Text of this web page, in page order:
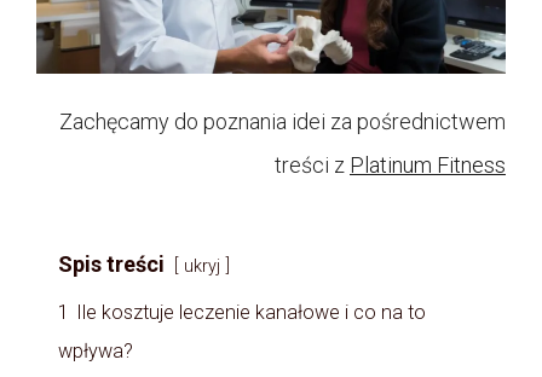
Zachęcamy do poznania idei za pośrednictwem
treści z Platinum Fitness
Spis treści ukryj
1
Ile kosztuje leczenie kanałowe i co na to
wpływa?